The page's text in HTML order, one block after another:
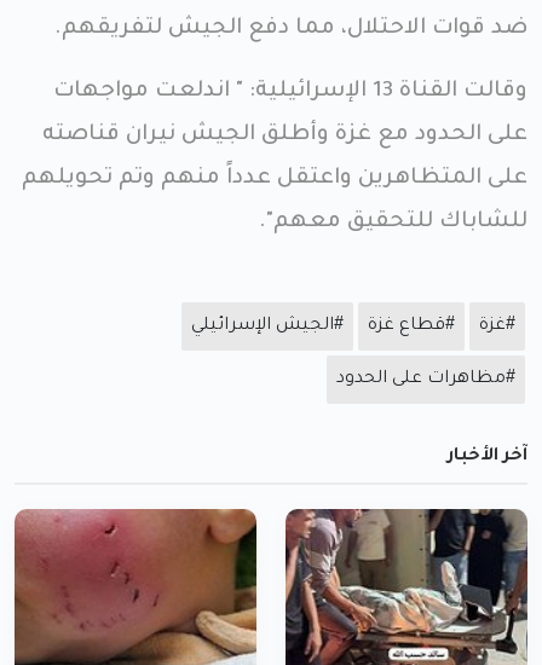
ضد قوات الاحتلال، مما دفع الجيش لتفريقهم.
وقالت القناة 13 الإسرائيلية: " اندلعت مواجهات
على الحدود مع غزة وأطلق الجيش نيران قناصته
على المتظاهرين واعتقل عدداً منهم وتم تحويلهم
للشاباك للتحقيق معهم".
#غزة #قطاع غزة #الجيش الإسرائيلي
#مظاهرات على الحدود
آخر الأخبار